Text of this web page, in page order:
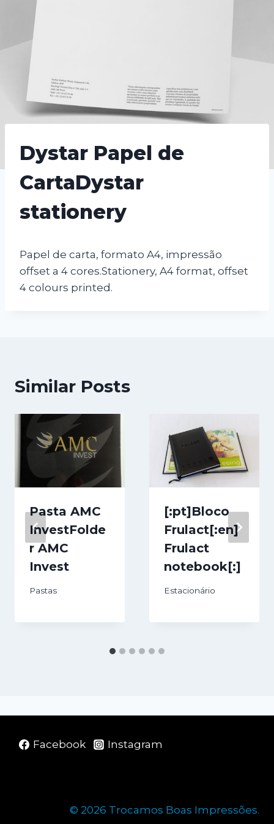
Dystar Papel de
CartaDystar
stationery
Papel de carta, formato A4, impressão
offset a 4 cores.Stationery, A4 format, offset
4 colours printed.
Similar Posts
Pasta AMC
InvestFolde
r AMC
Invest
Pastas
[:pt]Bloco
Frulact[:en]
Frulact
notebook[:]
Estacionário
Facebook Instagram
© 2026 Trocamos Boas Impressões.